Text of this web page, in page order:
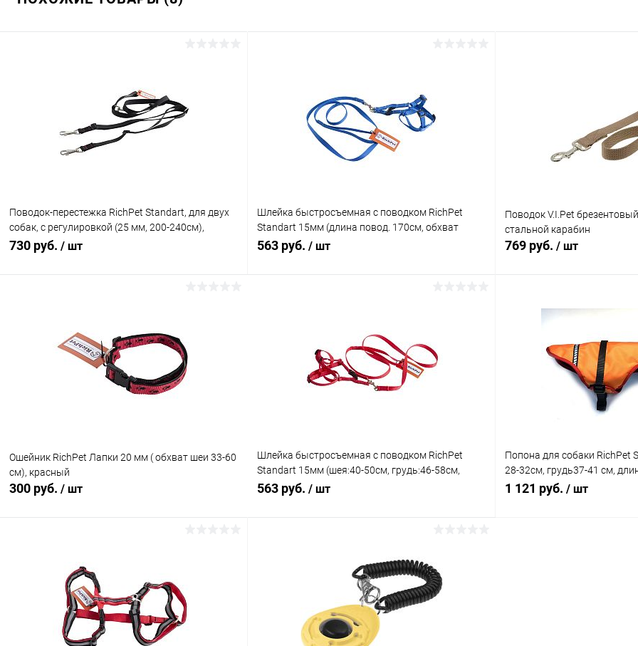
Поводок-перестежка RichPet Standart, для двух
собак, с регулировкой (25 мм, 200-240см),
черный
730 руб. / шт
Купить в 1 клик Сравнение
В наличии
Шлейка быстросъемная с поводком RichPet
Standart 15мм (длина повод. 170см, обхват
шеи:40-50см, обхват груди:46-58см)
563 руб. / шт
Сравнение
В избранное В наличии
Поводок V.I.Pet
стальной карабин
769 руб. / шт
Купить в 1 клик
В избранное
Ошейник RichPet Лапки 20 мм ( обхват шеи 33-60
см), красный
300 руб. / шт
Купить в 1 клик Сравнение
В избранное В наличии
Шлейка быстросъемная с поводком RichPet
Standart 15мм (шея:40-50см, грудь:46-58см,
длина пов.170см)
563 руб. / шт
Сравнение
В наличии
Попона для собаки RichPet
28-32см, грудь37-41 см,
оранжевый
1 121 руб. / шт